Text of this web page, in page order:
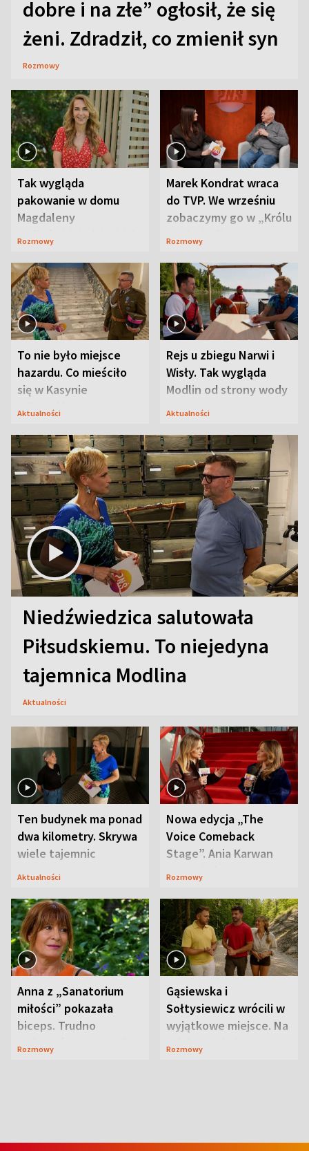
dobre i na złe” ogłosił, że się
żeni. Zdradził, co zmienił syn
Rozmowy
Tak wygląda
pakowanie w domu
Magdaleny
Waligórskiej-Lisieckiej.
Rozmowy
Marek Kondrat wraca
do TVP. We wrześniu
zobaczymy go w „Królu
Maciusiu I”
Rozmowy
To nie było miejsce
hazardu. Co mieściło
się w Kasynie
Oficerskim?
Aktualności
Rejs u zbiegu Narwi i
Wisły. Tak wygląda
Modlin od strony wody
Aktualności
Niedźwiedzica salutowała
Piłsudskiemu. To niejedyna
tajemnica Modlina
Aktualności
Ten budynek ma ponad
dwa kilometry. Skrywa
wiele tajemnic
Aktualności
Nowa edycja „The
Voice Comeback
Stage”. Ania Karwan
zapowiada
Rozmowy
Anna z „Sanatorium
miłości” pokazała
biceps. Trudno
uwierzyć, co przeszła
Rozmowy
Gąsiewska i
Sołtysiewicz wrócili w
wyjątkowe miejsce. Na
szlaku czekał
Rozmowy